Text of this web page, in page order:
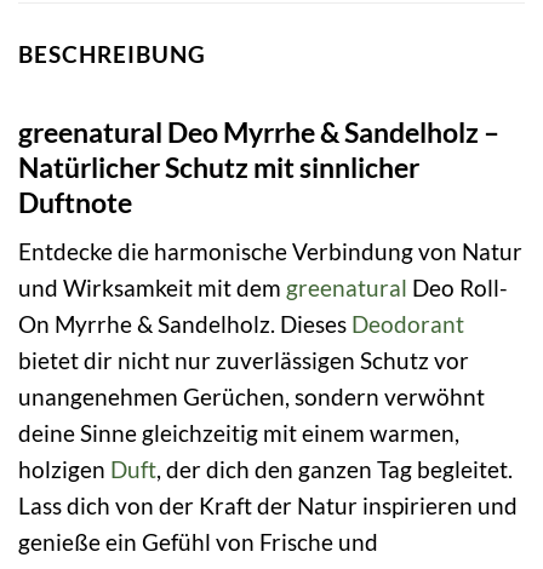
BESCHREIBUNG
greenatural Deo Myrrhe & Sandelholz –
Natürlicher Schutz mit sinnlicher
Duftnote
Entdecke die harmonische Verbindung von Natur
und Wirksamkeit mit dem greenatural Deo Roll-
On Myrrhe & Sandelholz. Dieses Deodorant
bietet dir nicht nur zuverlässigen Schutz vor
unangenehmen Gerüchen, sondern verwöhnt
deine Sinne gleichzeitig mit einem warmen,
holzigen Duft, der dich den ganzen Tag begleitet.
Lass dich von der Kraft der Natur inspirieren und
genieße ein Gefühl von Frische und